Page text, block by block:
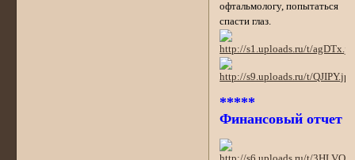
офтальмологу, попытаться
спасти глаз.
*****
Финансовый отчет